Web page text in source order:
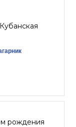
рождения